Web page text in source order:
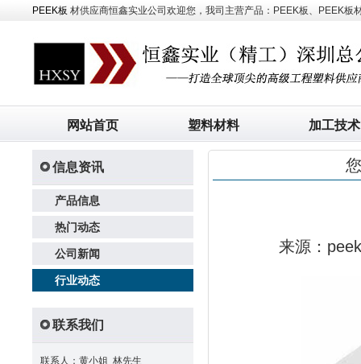
PEEK板 材供应商恒鑫实业公司欢迎您，我司主营产品：PEEK板、PEEK板
网站首页 塑料材料 加工技术
信息资讯
产品信息
热门动态
公司新闻
行业动态
联系我们
联系人：黄小姐 林先生
来源：